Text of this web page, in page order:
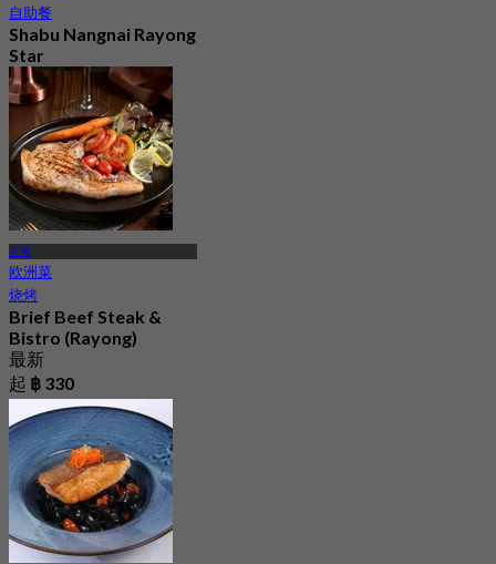
自助餐
Shabu Nangnai Rayong
Star
最新
5.0
฿ 299
罗勇
欧洲菜
烧烤
Brief Beef Steak &
Bistro (Rayong)
最新
起 ฿ 330